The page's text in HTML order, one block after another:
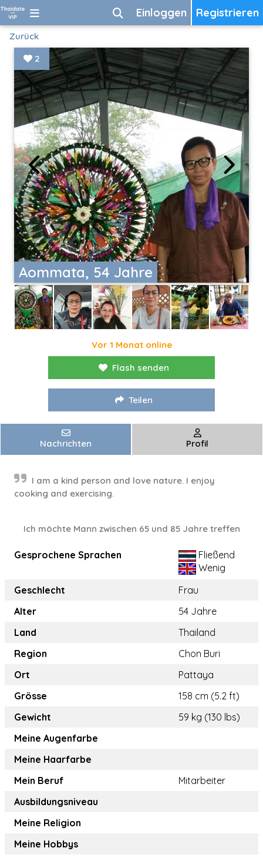
Registrieren
Einloggen
Zurück
Aommata, 54 Jahre
2
Vor 1 Monat online
Flash senden
Teilen
Nachrichten Profil
I am a kind person and love nature. I enjoy
cooking and exercising.
Ich möchte Mann zwischen 65 und 85 Jahre treffen
Gesprochene Sprachen
Fließend
Wenig
Geschlecht
Frau
Alter
54 Jahre
Land
Thailand
Region
Chon Buri
Ort
Pattaya
Grösse
158 cm (5.2 ft)
Gewicht
59 kg (130 lbs)
Meine Augenfarbe
Meine Haarfarbe
Mein Beruf
Mitarbeiter
Ausbildungsniveau
Meine Religion
Meine Hobbys